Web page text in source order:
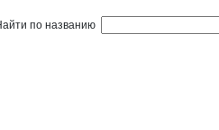
по названию